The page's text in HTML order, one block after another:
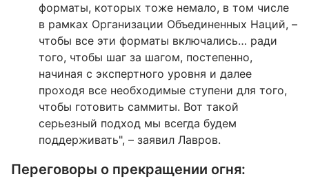
форматы, которых тоже немало, в том числе
в рамках Организации Объединенных Наций, –
чтобы все эти форматы включались… ради
того, чтобы шаг за шагом, постепенно,
начиная с экспертного уровня и далее
проходя все необходимые ступени для того,
чтобы готовить саммиты. Вот такой
серьезный подход мы всегда будем
поддерживать", – заявил Лавров.
Переговоры о прекращении огня: